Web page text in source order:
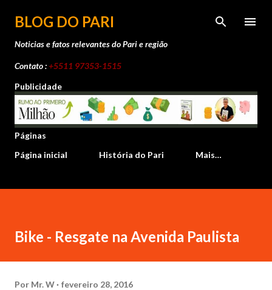
Pular para o conteúdo principal
BLOG DO PARI
Noticias e fatos relevantes do Pari e região
Contato :+5511 97353-1515
Publicidade
Páginas
Página inicial
História do Pari Mais…
Bike - Resgate na Avenida Paulista
Por Mr. W fevereiro 28, 2016